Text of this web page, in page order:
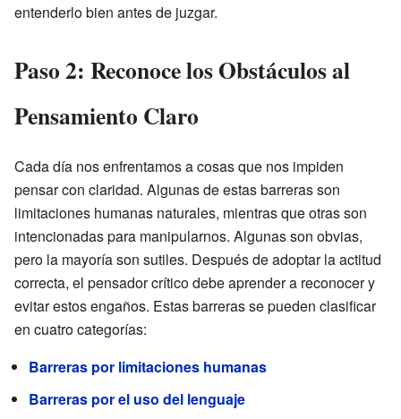
entenderlo bien antes de juzgar.
Paso 2: Reconoce los Obstáculos al
Pensamiento Claro
Cada día nos enfrentamos a cosas que nos impiden
pensar con claridad. Algunas de estas barreras son
limitaciones humanas naturales, mientras que otras son
intencionadas para manipularnos. Algunas son obvias,
pero la mayoría son sutiles. Después de adoptar la actitud
correcta, el pensador crítico debe aprender a reconocer y
evitar estos engaños. Estas barreras se pueden clasificar
en cuatro categorías:
Barreras por limitaciones humanas
Barreras por el uso del lenguaje